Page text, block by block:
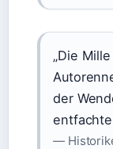
„Die
der
—